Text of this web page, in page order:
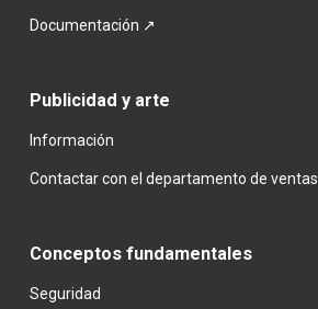
Documentación ↗
Publicidad y arte
Información
Contactar con el departamento de ventas
Conceptos fundamentales
Seguridad